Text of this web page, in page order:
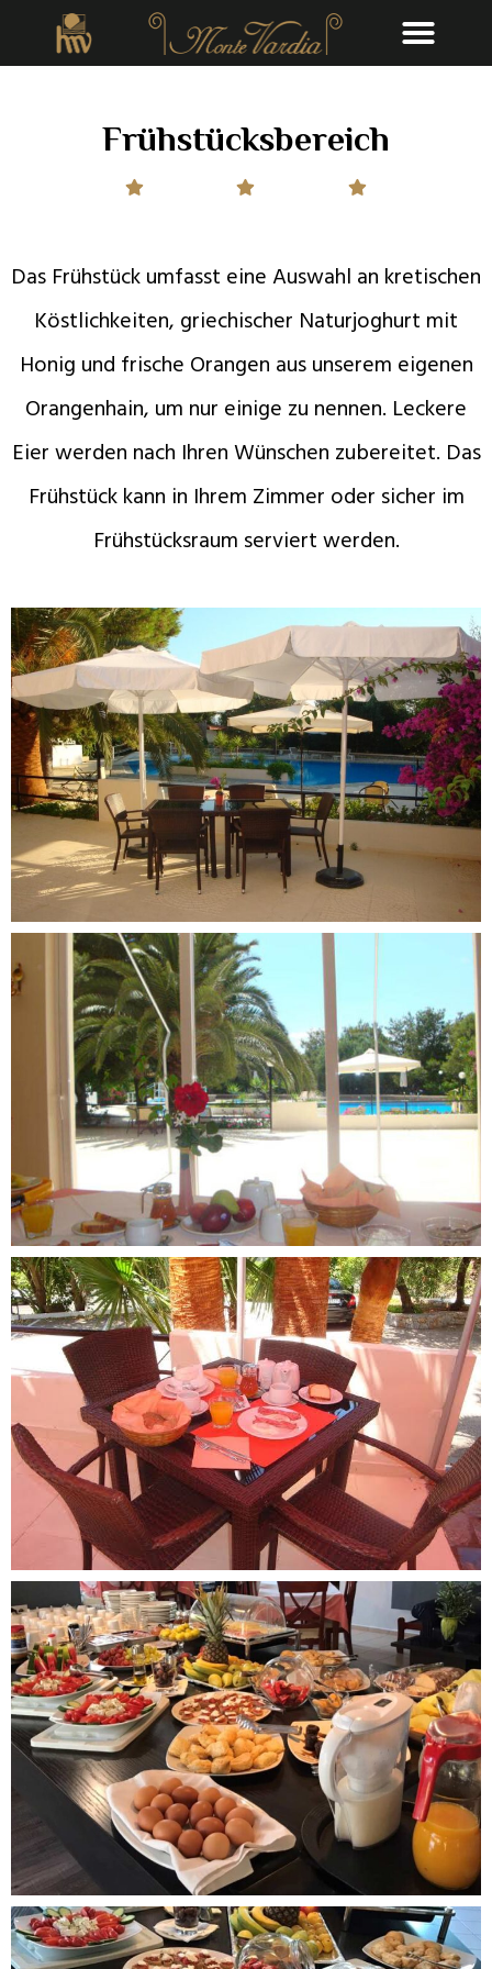
Frühstücksbereich
Das Frühstück umfasst eine Auswahl an kretischen
Köstlichkeiten, griechischer Naturjoghurt mit
Honig und frische Orangen aus unserem eigenen
Orangenhain, um nur einige zu nennen. Leckere
Eier werden nach Ihren Wünschen zubereitet. Das
Frühstück kann in Ihrem Zimmer oder sicher im
Frühstücksraum serviert werden.